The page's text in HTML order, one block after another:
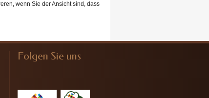
wenn Sie der Ansicht sind, dass
Folgen Sie uns